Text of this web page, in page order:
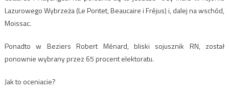
Lazurowego Wybrzeża (Le Pontet, Beaucaire i Fréjus) i, dalej na wschód,
Moissac.
Ponadto w Beziers Robert Ménard, bliski sojusznik RN, został
ponownie wybrany przez 65 procent elektoratu.
Jak to oceniacie?